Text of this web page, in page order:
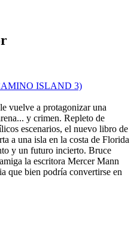
ISLAND 3)
vuelve a protagonizar una
y crimen. Repleto de
escenarios, el nuevo libro de
a una isla en la costa de Florida
y un futuro incierto. Bruce
la escritora Mercer Mann
que bien podría convertirse en